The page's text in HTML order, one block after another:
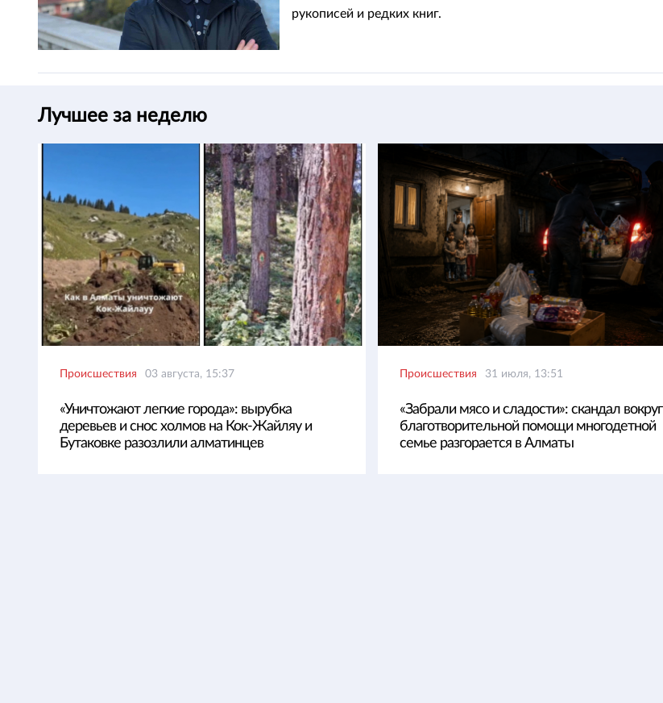
рукописей и редких книг.
Лучшее за неделю
Происшествия 03 августа, 15:37
«Уничтожают легкие города»: вырубка
деревьев и снос холмов на Кок-Жайляу и
Бутаковке разозлили алматинцев
Происшествия 31 июля, 13:51
«Забрали мясо и сладости»: скандал вокруг
благотворительной помощи многодетной
семье разгорается в Алматы